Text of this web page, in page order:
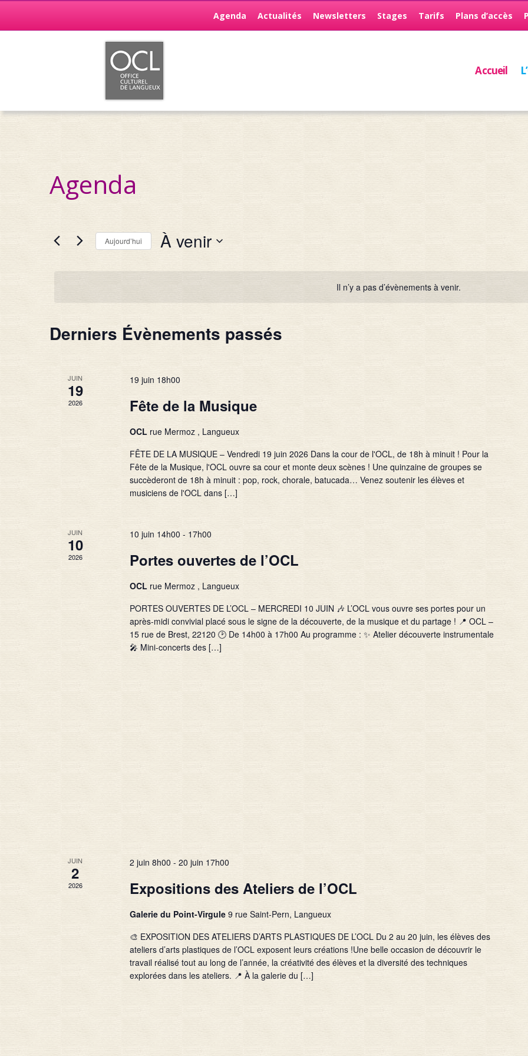
Agenda Actualités Newsletters Stages Tarifs Plans d’accès
Accueil
Agenda
Il n’y a pas d’évènements à venir.
Aujourd’hui À venir
une
Derniers Évènements passés
JUIN
19
2026
19 juin 18h00
Fête de la Musique
OCL rue Mermoz , Langueux
FÊTE DE LA MUSIQUE – Vendredi 19 juin 2026 Dans la cour de l'OCL, de 18h à minuit ! Pour la
Fête de la Musique, l'OCL ouvre sa cour et monte deux scènes ! Une quinzaine de groupes se
succèderont de 18h à minuit : pop, rock, chorale, batucada… Venez soutenir les élèves et
musiciens de l'OCL dans […]
JUIN
10
2026
10 juin 14h00 - 17h00
Portes ouvertes de l’OCL
OCL rue Mermoz , Langueux
PORTES OUVERTES DE L’OCL – MERCREDI 10 JUIN 🎶 L’OCL vous ouvre ses portes pour un
après-midi convivial placé sous le signe de la découverte, de la musique et du partage ! 📍 OCL –
15 rue de Brest, 22120 🕑 De 14h00 à 17h00 Au programme : ✨ Atelier découverte instrumentale
🎤 Mini-concerts des […]
JUIN
2
2026
2 juin 8h00 - 20 juin 17h00
Expositions des Ateliers de l’OCL
Galerie du Point-Virgule 9 rue Saint-Pern, Langueux
🎨 EXPOSITION DES ATELIERS D’ARTS PLASTIQUES DE L’OCL Du 2 au 20 juin, les élèves des
ateliers d’arts plastiques de l’OCL exposent leurs créations !Une belle occasion de découvrir le
travail réalisé tout au long de l’année, la créativité des élèves et la diversité des techniques
explorées dans les ateliers. 📍 À la galerie du […]